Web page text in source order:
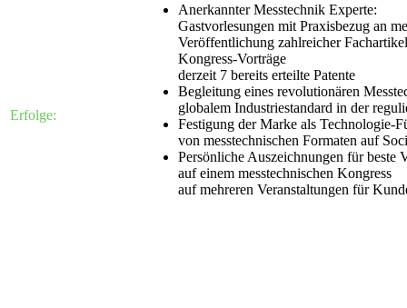
Erfolge:
Anerkannter Messtechnik Experte:
Gastvorlesungen mit Praxisbezug an
Veröffentlichung zahlreicher
Kongress-Vorträge
derzeit 7 bereits erteilte Patente
Begleitung eines revolutionären
globalem Industriestandard in der
Festigung der Marke als Technologie-
von messtechnischen Formaten auf
Persönliche Auszeichnungen für beste
auf einem messtechnischen Kongress
auf mehreren Veranstaltungen für